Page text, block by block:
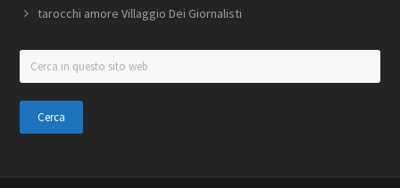
tarocchi amore Villaggio Dei Giornalisti
Cerca
in
questo
sito
web